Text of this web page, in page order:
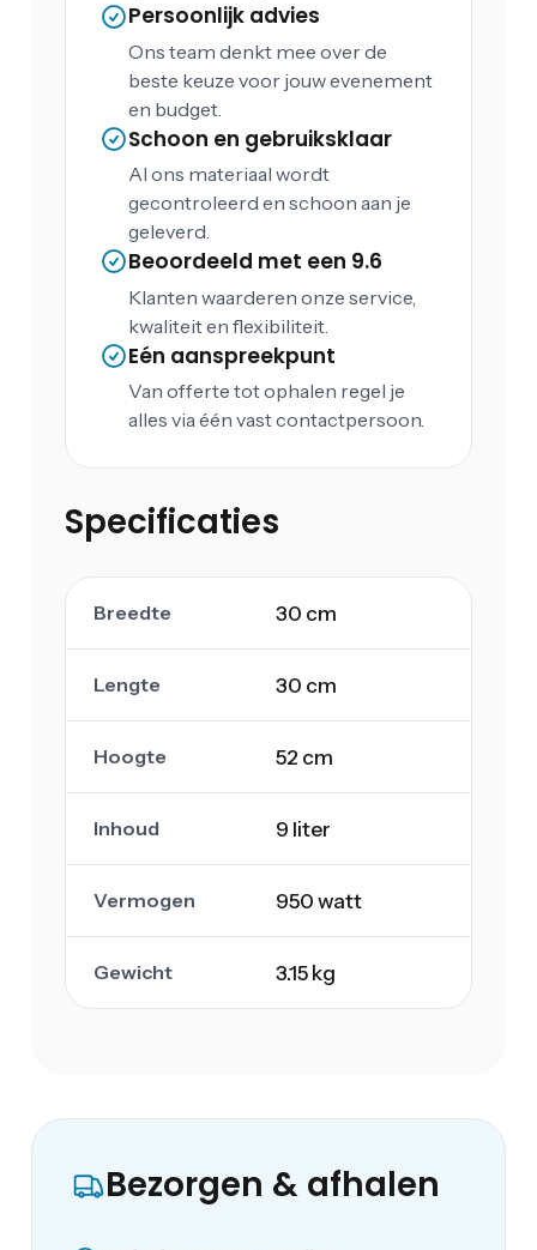
Persoonlijk advies
Ons team denkt mee over de
beste keuze voor jouw evenement
en budget.
Schoon en gebruiksklaar
Al ons materiaal wordt
gecontroleerd en schoon aan je
geleverd.
Beoordeeld met een 9.6
Klanten waarderen onze service,
kwaliteit en flexibiliteit.
Eén aanspreekpunt
Van offerte tot ophalen regel je
alles via één vast contactpersoon.
Specificaties
Breedte 30 cm
Lengte 30 cm
Hoogte 52 cm
Inhoud 9 liter
Vermogen 950 watt
Gewicht 3.15 kg
Bezorgen & afhalen